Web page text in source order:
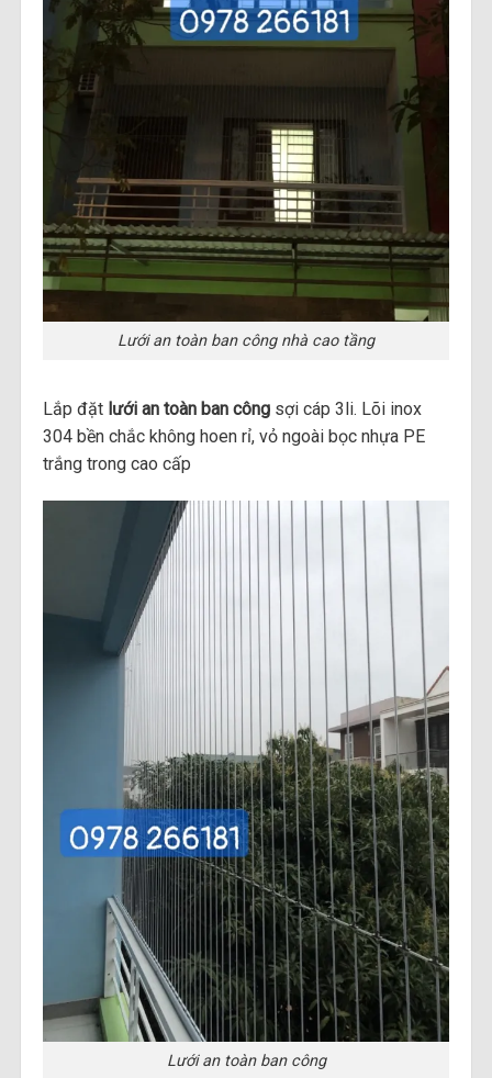
Lưới an toàn ban công nhà cao tầng
Lắp đặt lưới an toàn ban côngsợi cáp 3li. Lõi inox
304 bền chắc không hoen rỉ, vỏ ngoài bọc nhựa PE
trắng trong cao cấp
Lưới an toàn ban công